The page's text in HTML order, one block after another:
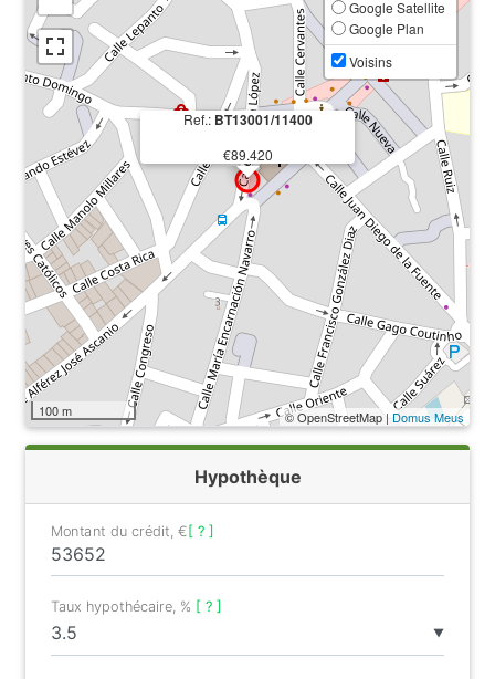
Ref.: BT13001/11400
€89.420
Google Satellite
Google Plan
Voisins
100 m © OpenStreetMap | Domus Meus
Hypothèque
Montant du crédit, €[ ? ]
▼
Taux hypothécaire, % [ ? ]